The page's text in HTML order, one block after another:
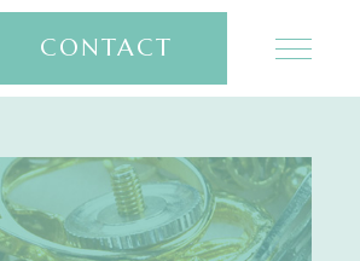
CONTACT
TOP
PICK UP
ABOUT